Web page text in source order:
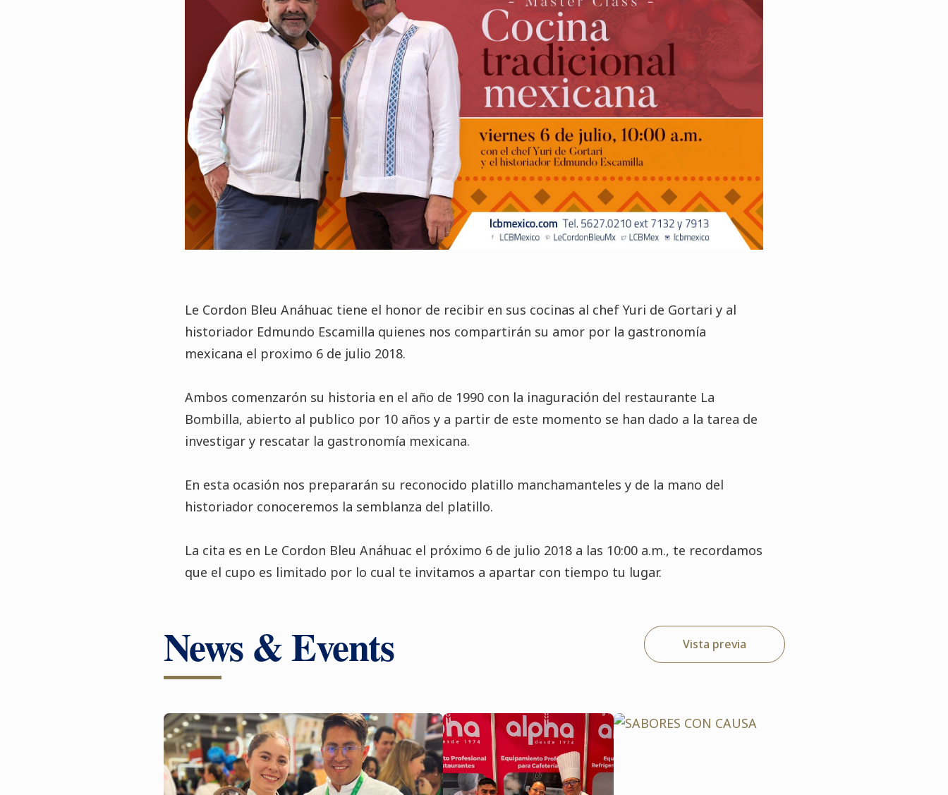
Le Cordon Bleu Anáhuac tiene el honor de recibir en sus cocinas al chef Yuri de Gortari y al
historiador Edmundo Escamilla quienes nos compartirán su amor por la gastronomía
mexicana el proximo 6 de julio 2018.
Ambos comenzarón su historia en el año de 1990 con la inaguración del restaurante La
Bombilla, abierto al publico por 10 años y a partir de este momento se han dado a la tarea de
investigar y rescatar la gastronomía mexicana.
En esta ocasión nos prepararán su reconocido platillo manchamanteles y de la mano del
historiador conoceremos la semblanza del platillo.
La cita es en Le Cordon Bleu Anáhuac el próximo 6 de julio 2018 a las 10:00 a.m., te recordamos
que el cupo es limitado por lo cual te invitamos a apartar con tiempo tu lugar.
News & Events Vista previa